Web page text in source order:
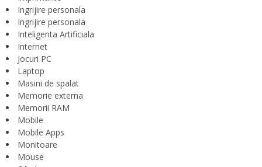
Ingrijire personala
Ingrijire personala
Inteligenta Artificiala
Internet
Jocuri PC
Laptop
Masini de spalat
Memorie externa
Memorii RAM
Mobile
Mobile Apps
Monitoare
Mouse